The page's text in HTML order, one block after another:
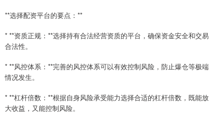
**选择配资平台的要点：**
* **资质正规：**选择持有合法经营资质的平台，确保资金安全和交易
合法性。
* **风控体系：**完善的风控体系可以有效控制风险，防止爆仓等极端
情况发生。
* **杠杆倍数：**根据自身风险承受能力选择合适的杠杆倍数，既能放
大收益，又能控制风险。